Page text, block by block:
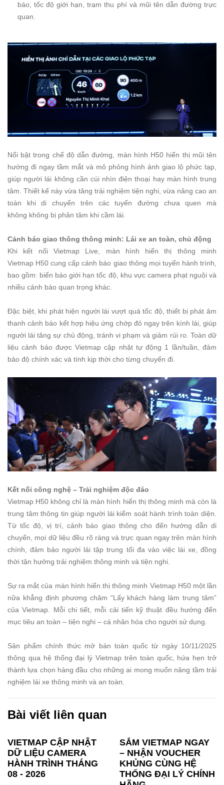
báo, tốc độ giới hạn, trạm thu phí và mũi tên dẫn đường trực
quan.
Nổi bật trong chế độ dẫn đường, màn hình H50 hiển thị mũi tên
hướng đi ngay tầm mắt và mô phỏng hình ảnh giao lộ phức tạp,
giúp người lái không cần cúi nhìn điện thoại hay màn hình trung
tâm. Thiết kế này vừa tăng trải nghiệm tiện nghi, vừa nâng cao an
toàn khi di chuyển trên các tuyến đường chưa quen mà
không không bị phân tâm khi cầm lái.
Cảnh báo giao thông thông minh: Lái xe an toàn, chủ động
Khi kết nối Vietmap Live, màn hình hiển thị thông minh
Vietmap H50 cung cấp cảnh báo giao thông mọi tuyến hành trình,
bao gồm: biển báo giới hạn tốc độ, khu vực camera phạt nguội và
nhiều cảnh báo quan trọng khác.
Đặc biệt, khi phát hiện người lái vượt quá tốc độ, thiết bị phát âm
thanh cảnh báo kết hợp hiệu ứng chớp đỏ ngay trên kính lái, giúp
người lái tăng sự chủ động, tránh vi phạm và giảm rủi ro. Toàn dữ
liệu cảnh báo được Vietmap cập nhật tự động 1 lần/tuần, đảm
bảo độ chính xác và tính kịp thời cho từng chuyến đi.
Kết nối công nghệ – Trải nghiệm độc đáo
Vietmap H50 không chỉ là màn hình hiển thị thông minh mà còn là
trung tâm thông tin giúp người lái kiểm soát hành trình toàn diện.
Từ tốc độ, vị trí, cảnh báo giao thông cho đến hướng dẫn di
chuyển, mọi dữ liệu đều rõ ràng và trực quan ngay trên màn hình
chính, đảm bảo người lái tập trung tối đa vào việc lái xe, đồng
thời tận hưởng trải nghiệm thông minh và tiện nghi.
Sự ra mắt của màn hình hiển thị thông minh Vietmap H50 một lần
nữa khẳng định phương châm “Lấy khách hàng làm trung tâm”
của Vietmap. Mỗi chi tiết, mỗi cải tiến kỹ thuật đều hướng đến
mục tiêu an toàn – tiện nghi – cá nhân hóa cho người sử dụng.
Sản phẩm chính thức mở bán toàn quốc từ ngày 10/11/2025
thông qua hệ thống đại lý Vietmap trên toàn quốc, hứa hẹn trở
thành lựa chọn hàng đầu cho những ai mong muốn nâng tầm trải
nghiệm lái xe thông minh và an toàn.
Bài viết liên quan
VIETMAP CẬP NHẬT
DỮ LIỆU CAMERA
HÀNH TRÌNH THÁNG
08 - 2026
SẮM VIETMAP NGAY
– NHẬN VOUCHER
KHỦNG CÙNG HỆ
THỐNG ĐẠI LÝ CHÍNH